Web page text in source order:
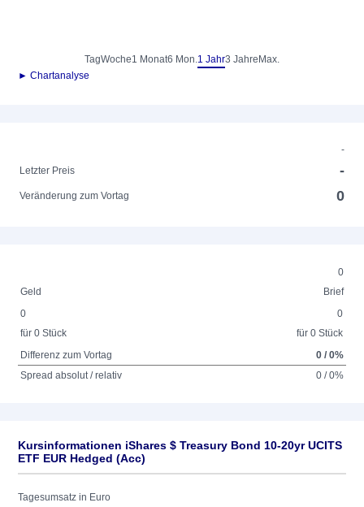
TagWoche1 Monat6 Mon.1 Jahr3 Jahre Max.
► Chartanalyse
-
Letzter Preis
-
Veränderung zum Vortag 0
0
Geld
Brief
0
für 0 Stück
0
für 0 Stück
Differenz zum Vortag
0 / 0%
Spread absolut / relativ
0 / 0%
Kursinformationen iShares $ Treasury Bond 10-20yr UCITS
ETF EUR Hedged (Acc)
Tagesumsatz in Euro